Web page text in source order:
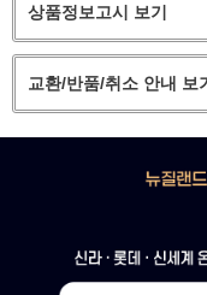
상품정보고시 보기
교환/반품/취소 안내 보기